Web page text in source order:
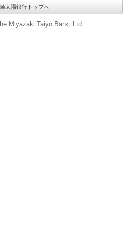
太陽銀行トップへ
Miyazaki Taiyo Bank, Ltd.